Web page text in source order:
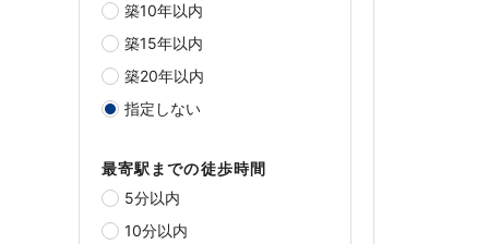
築10年以内
築15年以内
築20年以内
指定しない
最寄駅までの徒歩時間
5分以内
10分以内